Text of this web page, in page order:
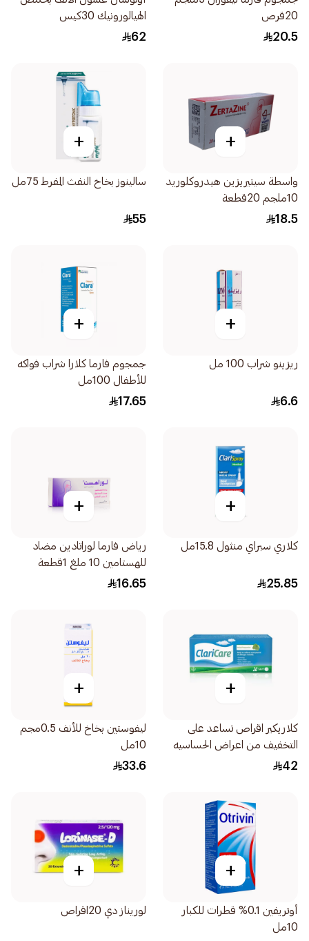
20قرص
20.5
الهيالورونيك 30كيس
62
+
واسطة سيتيريزين هيدروكلوريد
10ملجم 20قطعة
18.5
+
سالينوز بخاخ النفث المفرط 75مل
55
+
ريزينو شراب 100 مل
6.6
+
جمجوم فارما كلارا شراب فواكه
للأطفال 100مل
17.65
+
كلاري سبراي منثول 15.8مل
25.85
+
رياض فارما لوراتادين مضاد
للهستامين 10 ملغ 1قطعة
16.65
+
كلاريكير اقراص تساعد على
التخفيف من اعراض الحساسيه
الموسميه المختلفه فعال سريع
42
+
ليفوستين بخاخ للأنف 0.5مجم
10مل
33.6
+
أوتريفين 0.1% قطرات للكبار
10مل
+
لوريناز دي 20اقراص